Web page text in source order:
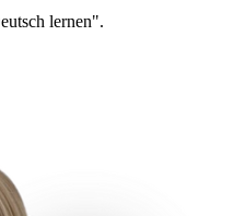
lernen".